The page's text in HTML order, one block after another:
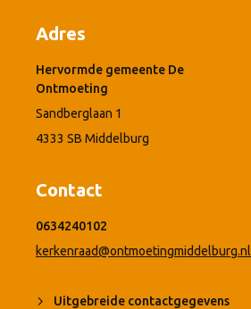
Adres
Hervormde gemeente De
Ontmoeting
Sandberglaan 1
4333 SB Middelburg
Contact
0634240102
kerkenraad@ontmoetingmiddelburg.nl
Uitgebreide contactgegevens